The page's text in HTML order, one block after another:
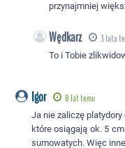
przynajmniej
Wędkarz 3 lata
To i Tobie
Igor 8 lat temu
Ja nie zaliczę
które osiągają ok. 5
sumowatych. Więc